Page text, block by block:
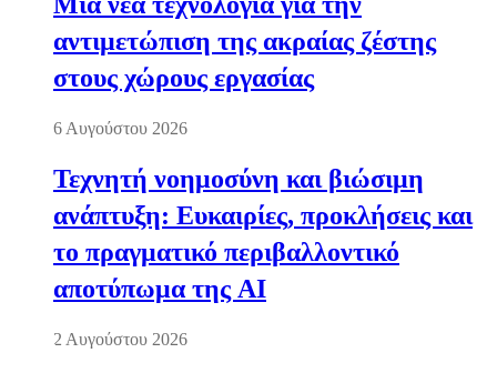
αντιμετώπιση της ακραίας ζέστης
στους χώρους εργασίας
6 Αυγούστου 2026
Τεχνητή νοημοσύνη και βιώσιμη
ανάπτυξη: Ευκαιρίες, προκλήσεις και
το πραγματικό περιβαλλοντικό
αποτύπωμα της AI
2 Αυγούστου 2026